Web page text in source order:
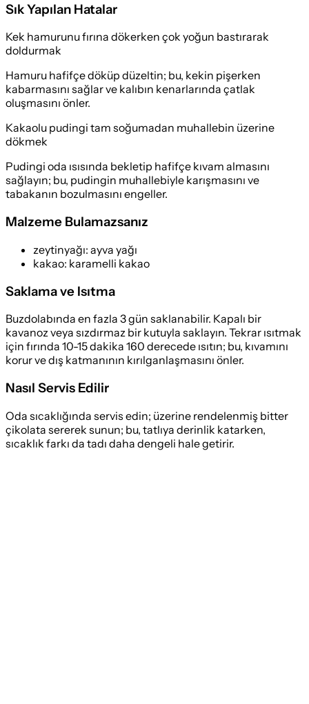
Sık Yapılan Hatalar
Kek hamurunu fırına dökerken çok yoğun bastırarak
doldurmak
Hamuru hafifçe döküp düzeltin; bu, kekin pişerken
kabarmasını sağlar ve kalıbın kenarlarında çatlak
oluşmasını önler.
Kakaolu pudingi tam soğumadan muhallebin üzerine
dökmek
Pudingi oda ısısında bekletip hafifçe kıvam almasını
sağlayın; bu, pudingin muhallebiyle karışmasını ve
tabakanın bozulmasını engeller.
Malzeme Bulamazsanız
zeytinyağı: ayva yağı
kakao: karamelli kakao
Saklama ve Isıtma
Buzdolabında en fazla 3 gün saklanabilir. Kapalı bir
kavanoz veya sızdırmaz bir kutuyla saklayın. Tekrar ısıtmak
için fırında 10-15 dakika 160 derecede ısıtın; bu, kıvamını
korur ve dış katmanının kırılganlaşmasını önler.
Nasıl Servis Edilir
Oda sıcaklığında servis edin; üzerine rendelenmiş bitter
çikolata sererek sunun; bu, tatlıya derinlik katarken,
sıcaklık farkı da tadı daha dengeli hale getirir.